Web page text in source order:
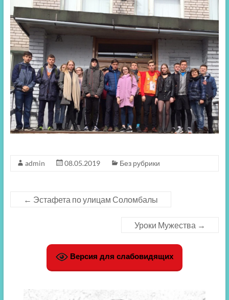
admin 08.05.2019 Без рубрики
← Эстафета по улицам Соломбалы
Уроки Мужества →
Версия для слабовидящих